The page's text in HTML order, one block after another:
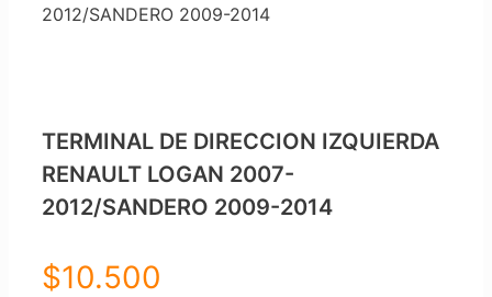
2012/SANDERO 2009-2014
TERMINAL DE DIRECCION IZQUIERDA
RENAULT LOGAN 2007-
2012/SANDERO 2009-2014
$10.500